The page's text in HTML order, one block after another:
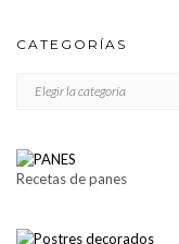
CATEGORÍAS
Recetas de panes